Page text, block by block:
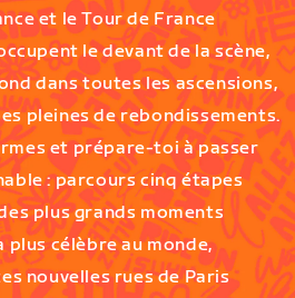
et le Tour de France
le devant de la scène,
dans toutes les ascensions,
pleines de rebondissements.
et prépare-toi à passer
: parcours cinq étapes
plus grands moments
plus célèbre au monde,
nouvelles rues de Paris